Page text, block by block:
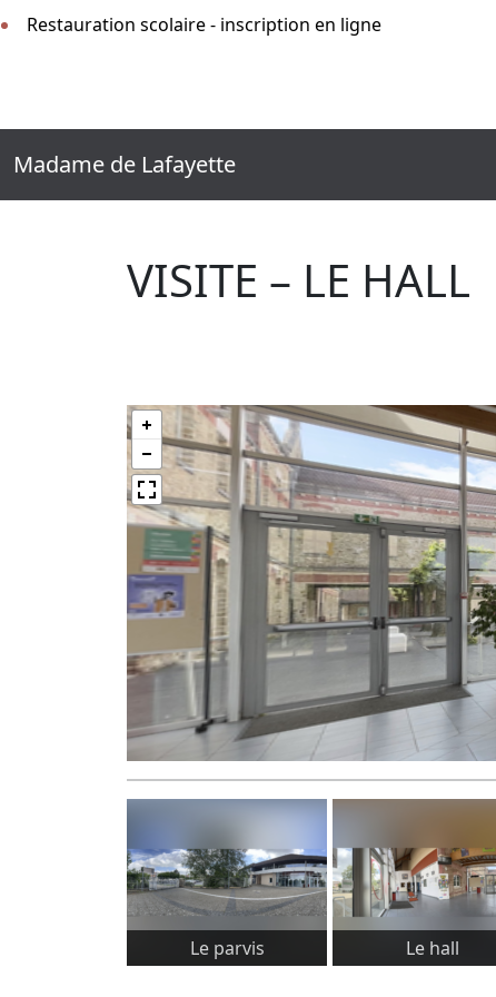
Restauration scolaire - inscription en ligne
Madame de Lafayette
VISITE – LE HALL
Le parvis Le hall